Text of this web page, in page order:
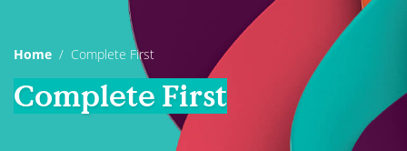
Home Complete First
Complete First